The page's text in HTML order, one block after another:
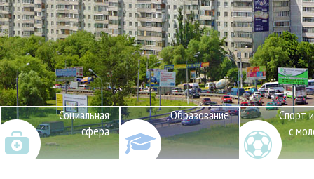
Социальная
сфера
Образование
Спорт
с